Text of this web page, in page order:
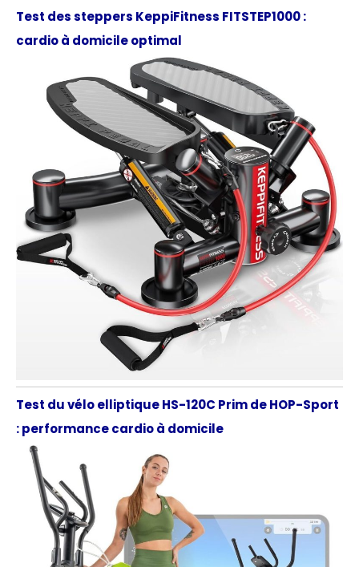
Test des steppers KeppiFitness FITSTEP1000 :
cardio à domicile optimal
Test du vélo elliptique HS-120C Prim de HOP-Sport
: performance cardio à domicile